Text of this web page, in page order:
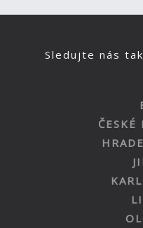
Sledujte nás
ČESKÉ